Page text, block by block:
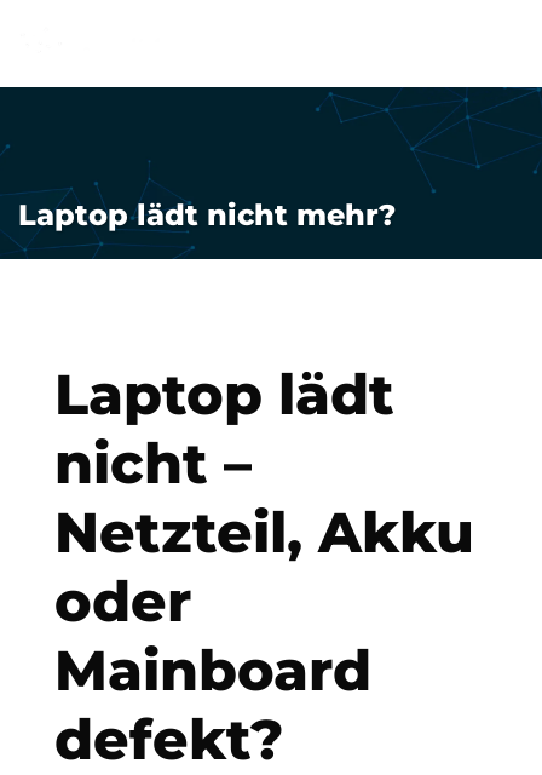
Laptop lädt nicht mehr?
Laptop lädt
nicht –
Netzteil, Akku
oder
Mainboard
defekt?